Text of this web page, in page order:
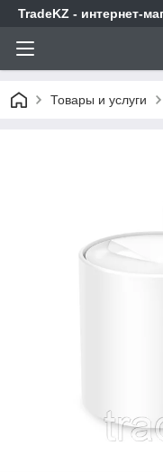
TradeKZ - интернет-
Товары и услуги